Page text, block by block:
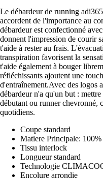
Le débardeur de running
accordent de l'importance au
débardeur est confectionné
donnent l'impression de courir
t'aide à rester au frais.
transpiration favorisent la
t'aide également à bouger
réfléchissants ajoutent une
d'entraînement.Avec des logos
débardeur n'a qu'un but :
débutant ou runner chevronné,
quotidiens.
Coupe standard
Matiere Principale:
Tissu interlock
Longueur standard
Technologie
Encolure arrondie